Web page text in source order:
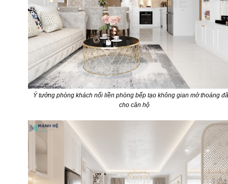
Ý tưởng phòng khách nối liền phòng bếp tạo không gian mở thoáng
cho căn hộ